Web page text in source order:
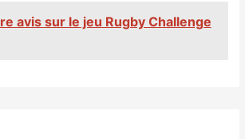
avis sur le jeu Rugby Challenge